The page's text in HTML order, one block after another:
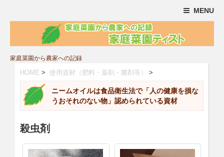
MENU
家庭菜園から農家への記録
HOME > 使用資材（肥料・薬剤・菌剤等） >
ニームオイルは食品衛生法で「人の健康を損な
うおそれのない物」認められている資材
殺虫剤